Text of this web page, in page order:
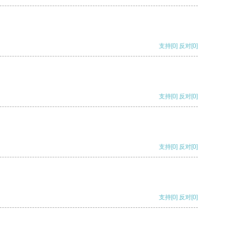
支持[0] 反对[0]
支持[0] 反对[0]
支持[0] 反对[0]
支持[0] 反对[0]